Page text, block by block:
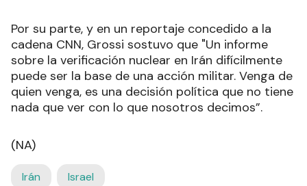
Por su parte, y en un reportaje concedido a la
cadena CNN, Grossi sostuvo que "Un informe
sobre la verificación nuclear en Irán difícilmente
puede ser la base de una acción militar. Venga de
quien venga, es una decisión política que no tiene
nada que ver con lo que nosotros decimos”.
(NA)
Irán Israel